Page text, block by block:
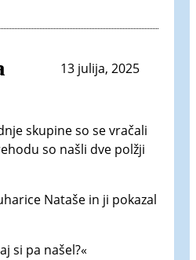
13 julija, 2025
skupine so se vračali
so našli dve polžji
Nataše in ji pokazal
si pa našel?«